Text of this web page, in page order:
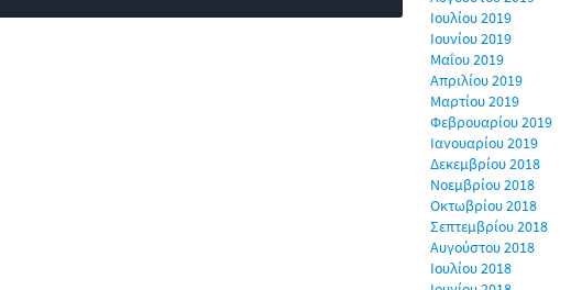
Ιουλίου 2019
Ιουνίου 2019
Μαΐου 2019
Απριλίου 2019
Μαρτίου 2019
Φεβρουαρίου 2019
Ιανουαρίου 2019
Δεκεμβρίου 2018
Νοεμβρίου 2018
Οκτωβρίου 2018
Σεπτεμβρίου 2018
Αυγούστου 2018
Ιουλίου 2018